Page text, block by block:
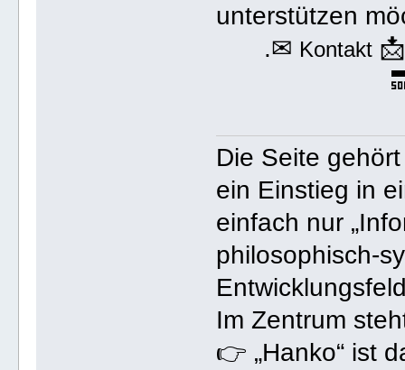
unterstützen
.✉ Kontakt
Die Seite
ein Einstieg in
einfach nur
philosophisch-
Im Zentrum
👉 „Hanko“ ist